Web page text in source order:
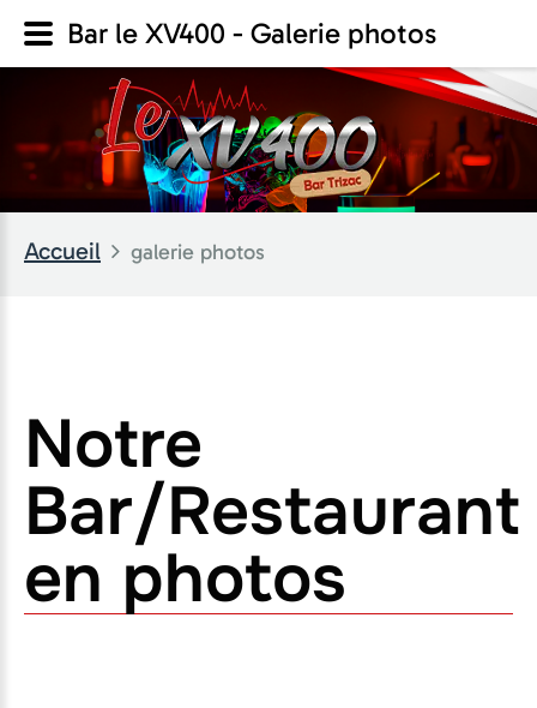
Accueil galerie photos
Notre
Bar/Restaurant
en photos
Bar le XV400 - Galerie photos